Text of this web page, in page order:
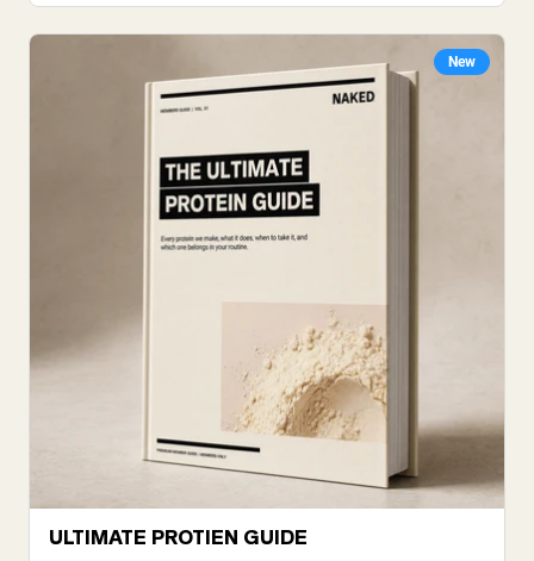
New
ULTIMATE PROTIEN GUIDE